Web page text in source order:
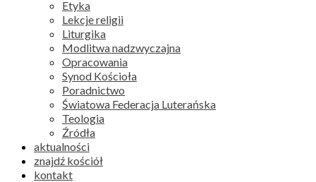
Etyka
Lekcje religii
Liturgika
Modlitwa nadzwyczajna
Opracowania
Synod Kościoła
Poradnictwo
Światowa Federacja Luterańska
Teologia
Źródła
aktualności
znajdź kościół
kontakt